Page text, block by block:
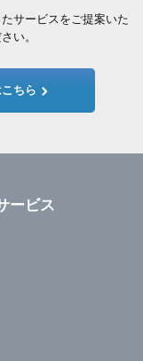
サービスをご提案いた
い。
ちら
ービス